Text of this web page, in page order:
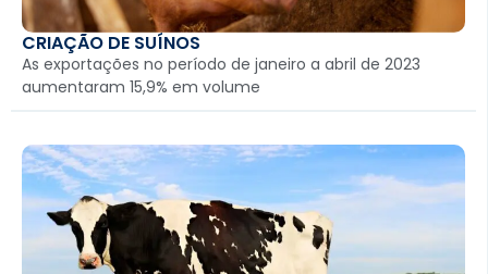
CRIAÇÃO DE SUÍNOS
As exportações no período de janeiro a abril de 2023
aumentaram 15,9% em volume